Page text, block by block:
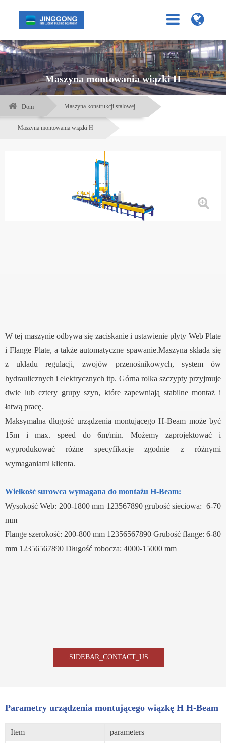
Maszyna montowania wiązki H
Dom Maszyna konstrukcji stalowej
Maszyna montowania wiązki H
W tej maszynie odbywa się zaciskanie i ustawienie płyty Web Plate
i Flange Plate, a także automatyczne spawanie.Maszyna składa się
z układu regulacji, zwojów przenośnikowych, system ów
hydraulicznych i elektrycznych itp. Górna rolka szczypty przyjmuje
dwie lub cztery grupy szyn, które zapewniają stabilne montaż i
łatwą pracę.
Maksymalna długość urządzenia montującego H-Beam może być
15m i max. speed do 6m/min. Możemy zaprojektować i
wyprodukować różne specyfikacje zgodnie z różnymi
wymaganiami klienta.
Wielkość surowca wymagana do montażu H-Beam:
Wysokość Web: 200-1800 mm 123567890 grubość sieciowa: 6-70
mm
Flange szerokość: 200-800 mm 12356567890 Grubość flange: 6-80
mm 12356567890 Długość robocza: 4000-15000 mm
SIDEBAR_CONTACT_US
Parametry urządzenia montującego wiązkę H H-Beam
Item parameters